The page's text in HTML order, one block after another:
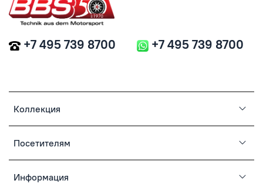
Коллекция
Посетителям
Информация
+7 495 739 8700 +7 495 739 8700